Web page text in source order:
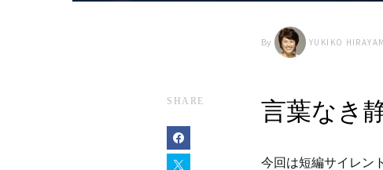
By YUKIKO
SHARE 言葉なき
今回は短編サイレン